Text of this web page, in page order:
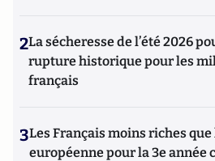
2La sécheresse de l’été 2026
rupture historique pour les
français
3Les Français moins riches
européenne pour la 3e année